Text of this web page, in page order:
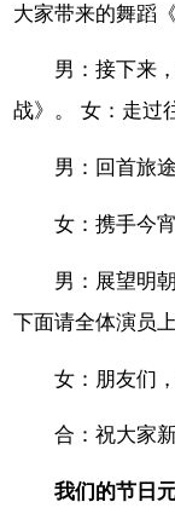
大家带来的舞蹈
男：接下来
战》。 女：走过
男：回首旅
女：携手今
男：展望明
下面请全体演员
女：朋友们
合：祝大家
我们的节日